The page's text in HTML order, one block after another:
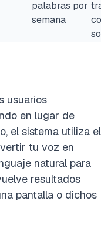
palabras por
semana
usuarios
en lugar de
el sistema utiliza el
tu voz en
natural para
resultados
pantalla o dichos